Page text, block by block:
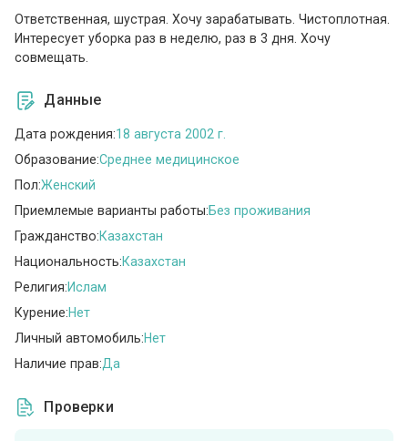
Ответственная, шустрая. Хочу зарабатывать. Чистоплотная.
Интересует уборка раз в неделю, раз в 3 дня. Хочу
совмещать.
Данные
Дата рождения:18 августа 2002 г.
Образование:Среднее медицинское
Пол:Женский
Приемлемые варианты работы:Без проживания
Гражданство:Казахстан
Национальность:Казахстан
Религия:Ислам
Курение:Нет
Личный автомобиль:Нет
Наличие прав:Да
Проверки